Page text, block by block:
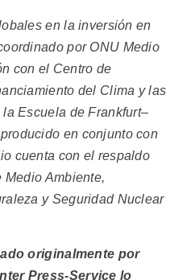
en la inversión en
por ONU Medio
con el Centro de
del Clima y las
Escuela de Frankfurt–
en conjunto con
cuenta con el respaldo
Ambiente,
y Seguridad Nuclear
originalmente por
Press-Service lo